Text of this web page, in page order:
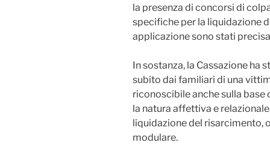
la presenza di concorsi di
specifiche per la liquidazione
applicazione sono stati
In sostanza, la Cassazione ha
subito dai familiari di una
riconoscibile anche sulla
la natura affettiva e
liquidazione del risarcimento,
modulare.